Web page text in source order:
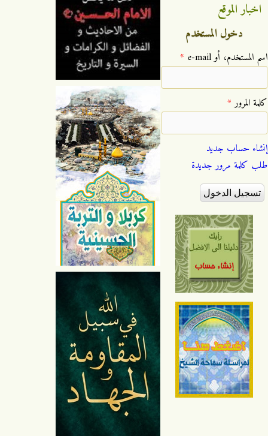
اخبار الموقع
دخول المستخدم
‏اسم المستخدم، أو e-mail ‏ *
‏كلمة المرور ‏*
إنشاء حساب جديد
طلب كلمة مرور جديدة